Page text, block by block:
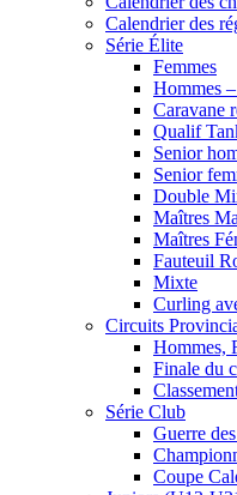
Calendrier des
Série Élite
Femmes
Hommes
Caravane
Qualif
Senior
Senior
Double
Maîtres
Maîtres
Fauteuil
Mixte
Curling
Circuits
Hommes,
Finale du
Série Club
Guerre
Coupe